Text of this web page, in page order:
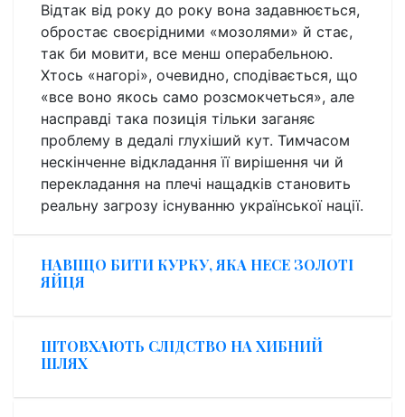
Відтак від року до року вона задавнюється,
обростає своєрідними «мозолями» й стає,
так би мовити, все менш операбельною.
Хтось «нагорі», очевидно, сподівається, що
«все воно якось само розсмокчеться», але
насправді така позиція тільки заганяє
проблему в дедалі глухіший кут. Тимчасом
нескінченне відкладання її вирішення чи й
перекладання на плечі нащадків становить
реальну загрозу існуванню української нації.
НАВІЩО БИТИ КУРКУ, ЯКА НЕСЕ ЗОЛОТІ
ЯЙЦЯ
ШТОВХАЮТЬ СЛІДСТВО НА ХИБНИЙ
ШЛЯХ